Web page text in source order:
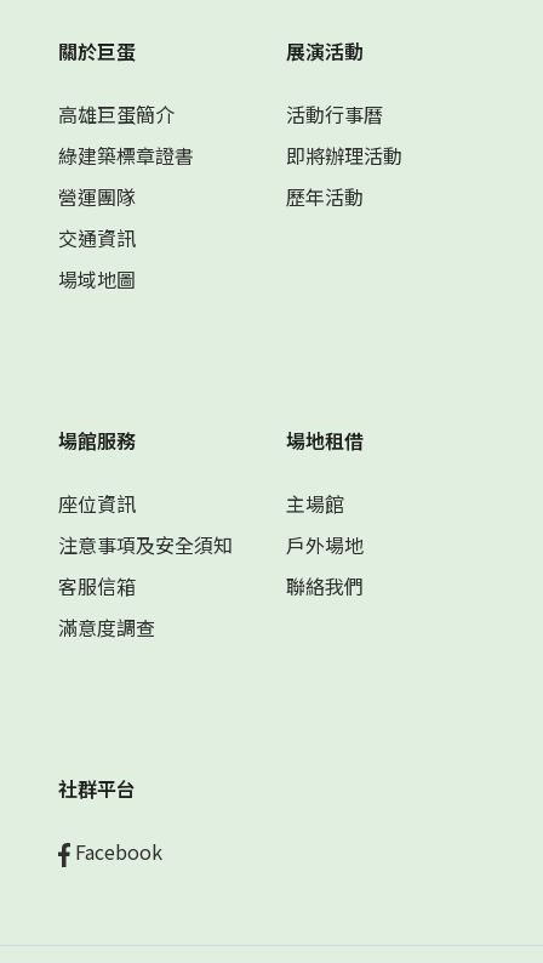
關於巨蛋
高雄巨蛋簡介
綠建築標章證書
營運團隊
交通資訊
場域地圖
展演活動
活動行事曆
即將辦理活動
歷年活動
場館服務
座位資訊
注意事項及安全須知
客服信箱
滿意度調查
場地租借
主場館
戶外場地
聯絡我們
社群平台
Facebook